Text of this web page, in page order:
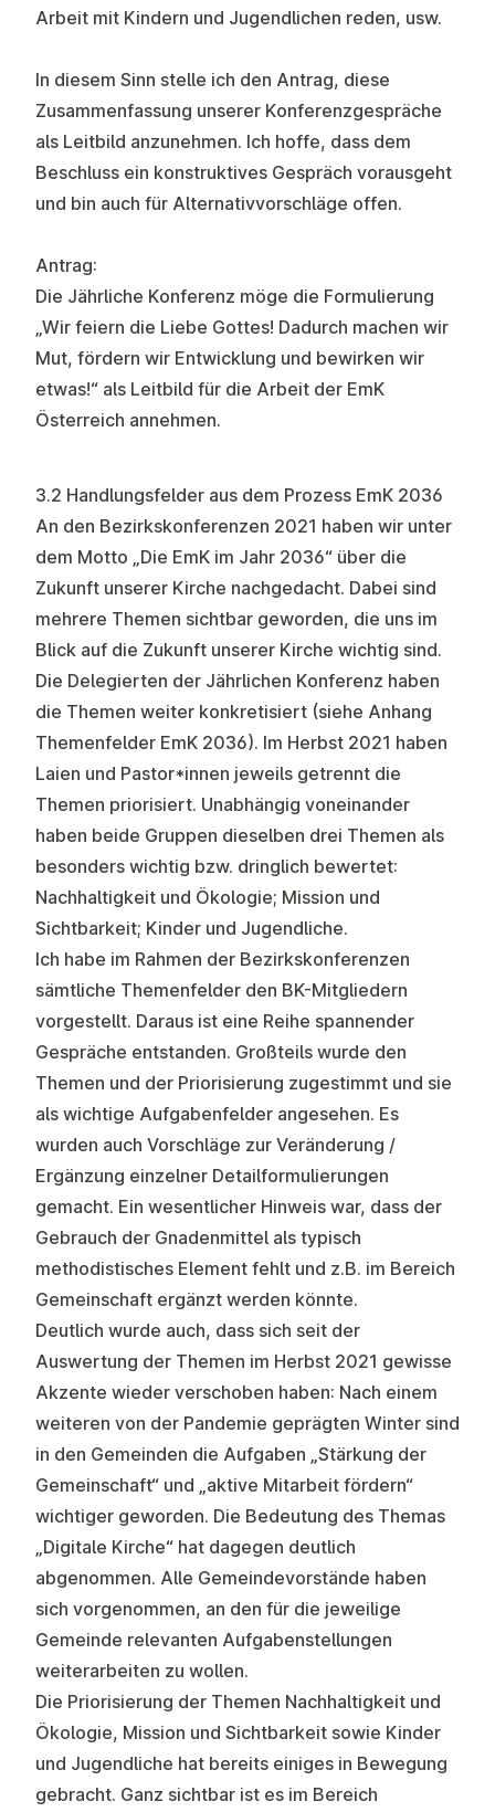
Arbeit mit Kindern und Jugendlichen reden, usw.
In diesem Sinn stelle ich den Antrag, diese
Zusammenfassung unserer Konferenzgespräche
als Leitbild anzunehmen. Ich hoffe, dass dem
Beschluss ein konstruktives Gespräch vorausgeht
und bin auch für Alternativvorschläge offen.
Antrag:
Die Jährliche Konferenz möge die Formulierung
„Wir feiern die Liebe Gottes! Dadurch machen wir
Mut, fördern wir Entwicklung und bewirken wir
etwas!“ als Leitbild für die Arbeit der EmK
Österreich annehmen.
3.2 Handlungsfelder aus dem Prozess EmK 2036
An den Bezirkskonferenzen 2021 haben wir unter
dem Motto „Die EmK im Jahr 2036“ über die
Zukunft unserer Kirche nachgedacht. Dabei sind
mehrere Themen sichtbar geworden, die uns im
Blick auf die Zukunft unserer Kirche wichtig sind.
Die Delegierten der Jährlichen Konferenz haben
die Themen weiter konkretisiert (siehe Anhang
Themenfelder EmK 2036). Im Herbst 2021 haben
Laien und Pastor*innen jeweils getrennt die
Themen priorisiert. Unabhängig voneinander
haben beide Gruppen dieselben drei Themen als
besonders wichtig bzw. dringlich bewertet:
Nachhaltigkeit und Ökologie; Mission und
Sichtbarkeit; Kinder und Jugendliche.
Ich habe im Rahmen der Bezirkskonferenzen
sämtliche Themenfelder den BK-Mitgliedern
vorgestellt. Daraus ist eine Reihe spannender
Gespräche entstanden. Großteils wurde den
Themen und der Priorisierung zugestimmt und sie
als wichtige Aufgabenfelder angesehen. Es
wurden auch Vorschläge zur Veränderung /
Ergänzung einzelner Detailformulierungen
gemacht. Ein wesentlicher Hinweis war, dass der
Gebrauch der Gnadenmittel als typisch
methodistisches Element fehlt und z.B. im Bereich
Gemeinschaft ergänzt werden könnte.
Deutlich wurde auch, dass sich seit der
Auswertung der Themen im Herbst 2021 gewisse
Akzente wieder verschoben haben: Nach einem
weiteren von der Pandemie geprägten Winter sind
in den Gemeinden die Aufgaben „Stärkung der
Gemeinschaft“ und „aktive Mitarbeit fördern“
wichtiger geworden. Die Bedeutung des Themas
„Digitale Kirche“ hat dagegen deutlich
abgenommen. Alle Gemeindevorstände haben
sich vorgenommen, an den für die jeweilige
Gemeinde relevanten Aufgabenstellungen
weiterarbeiten zu wollen.
Die Priorisierung der Themen Nachhaltigkeit und
Ökologie, Mission und Sichtbarkeit sowie Kinder
und Jugendliche hat bereits einiges in Bewegung
gebracht. Ganz sichtbar ist es im Bereich